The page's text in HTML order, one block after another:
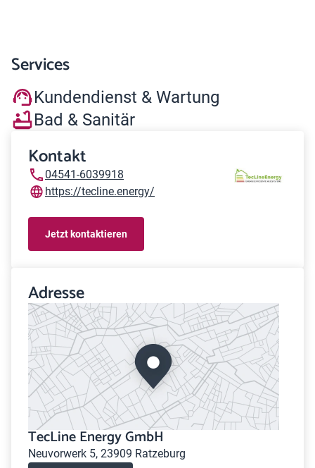
Services
Kundendienst & Wartung
Bad & Sanitär
Kontakt
04541-6039918
https://tecline.energy/
Jetzt kontaktieren
Adresse
TecLine Energy GmbH
Neuvorwerk 5, 23909 Ratzeburg